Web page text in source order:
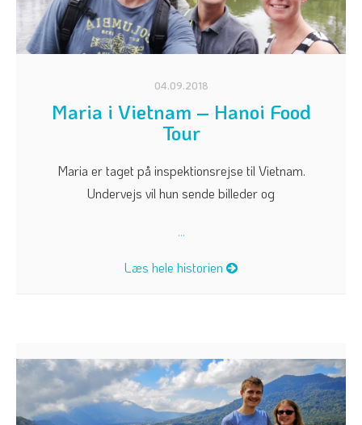
04.09.2018
Maria i Vietnam – Hanoi Food
Tour
Maria er taget på inspektionsrejse til Vietnam.
Undervejs vil hun sende billeder og
...
Læs hele historien